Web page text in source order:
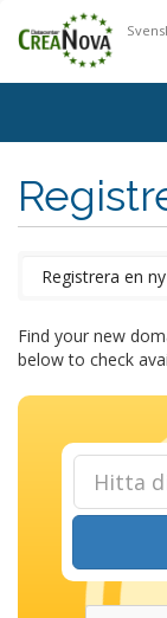
Find your new
below to check